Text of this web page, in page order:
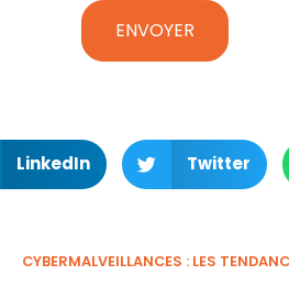
LinkedIn Twitter
CYBERMALVEILLANCES : LES